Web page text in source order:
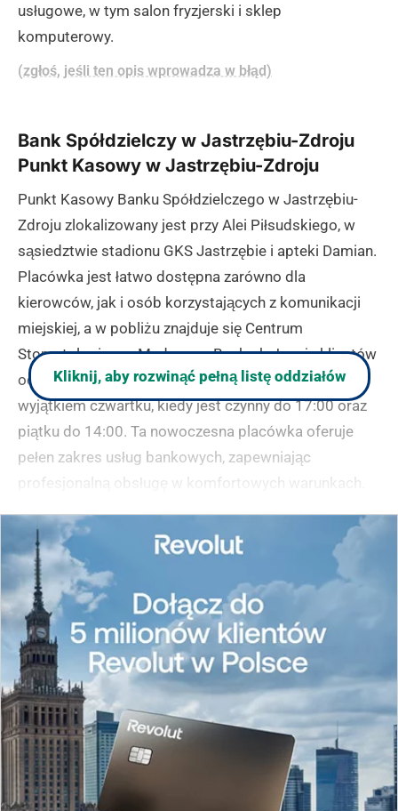
usługowe, w tym salon fryzjerski i sklep
komputerowy.
(zgłoś, jeśli ten opis wprowadza w błąd)
Bank Spółdzielczy w Jastrzębiu-Zdroju
Punkt Kasowy w Jastrzębiu-Zdroju
Punkt Kasowy Banku Spółdzielczego w Jastrzębiu-
Zdroju zlokalizowany jest przy Alei Piłsudskiego, w
sąsiedztwie stadionu GKS Jastrzębie i apteki Damian.
Placówka jest łatwo dostępna zarówno dla
kierowców, jak i osób korzystających z komunikacji
miejskiej, a w pobliżu znajduje się Centrum
Stomatologiczno-Medyczne. Bank obsługuje klientów
od poniedziałku do piątku w godzinach 7:30-15:30, z
wyjątkiem czwartku, kiedy jest czynny do 17:00 oraz
piątku do 14:00. Ta nowoczesna placówka oferuje
pełen zakres usług bankowych, zapewniając
profesjonalną obsługę w komfortowych warunkach.
(zgłoś, jeśli ten opis wprowadza w błąd)
Kliknij, aby rozwinąć pełną listę oddziałów